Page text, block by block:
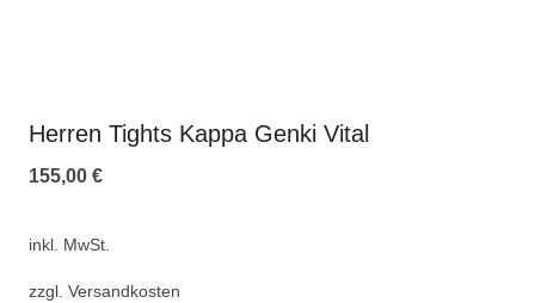
Herren Tights Kappa Genki Vital
155,00 €
inkl. MwSt.
zzgl. Versandkosten